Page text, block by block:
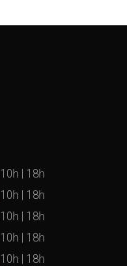
10h
18h
10h
18h
10h
18h
10h
18h
10h
18h